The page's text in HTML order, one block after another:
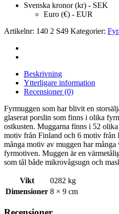
Svenska kronor (kr) - SEK
Euro (€) - EUR
Artikelnr: 140 2 S49 Kategorier:
Beskrivning
Ytterligare information
Recensioner (0)
Fyrmuggen som har blivit en
glaserat porslin som finns i olika
ostkusten. Muggarna finns i 52
motiv från Finland och 6 motiv från
många motiv av muggen har många
fyrmotiven. Muggen är en
som tål både mikrovågsugn och
Vikt
0282 kg
Dimensioner 8 × 9 cm